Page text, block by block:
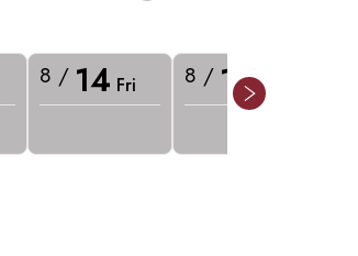
8 / 14 Fri 8 / 15 Sat